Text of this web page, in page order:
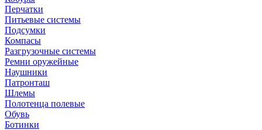
Перчатки
Питьевые системы
Подсумки
Компасы
Разгрузочные системы
Ремни оружейные
Наушники
Патронташ
Шлемы
Полотенца полевые
Обувь
Ботинки